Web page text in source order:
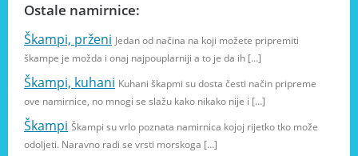
Ostale namirnice:
Škampi, prženi Jedan od načina na koji možete pripremiti
škampe je možda i onaj najpouplarniji a to je da ih […]
Škampi, kuhani Kuhani škapmi su dosta česti način pripreme
ove namirnice, no mnogi se slažu kako nikako nije i […]
Škampi Škampi su vrlo poznata namirnica kojoj rijetko tko može
odoljeti. Naravno radi se vrsti morskoga […]